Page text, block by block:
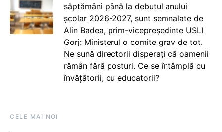
săptămâni până la debutul anului
școlar 2026-2027, sunt semnalate de
Alin Badea, prim-vicepreședinte USLI
Gorj: Ministerul o comite grav de tot.
Ne sună directorii disperați că oamenii
rămân fără posturi. Ce se întâmplă cu
învățătorii, cu educatorii?
CELE MAI NOI